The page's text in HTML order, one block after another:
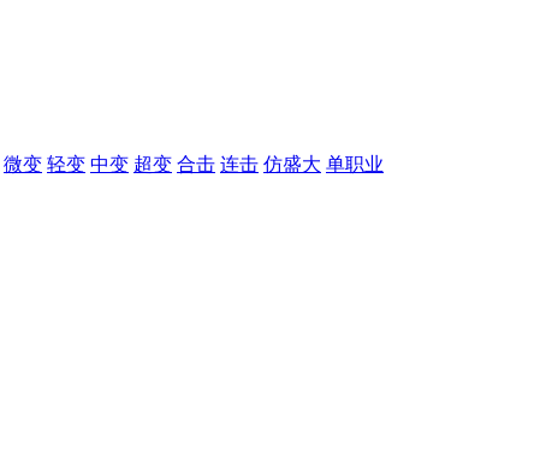
微变 轻变 中变 超变 合击 连击 仿盛大 单职业